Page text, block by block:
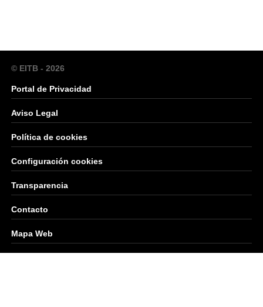
© EITB - 2026
Portal de Privacidad
Aviso Legal
Política de cookies
Configuración cookies
Transparencia
Contacto
Mapa Web